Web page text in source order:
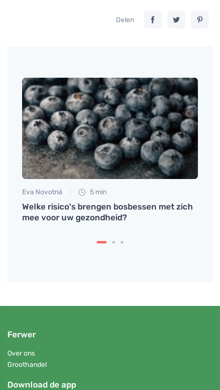
Delen
Eva Novotná 5 min
Welke risico's brengen bosbessen met zich
mee voor uw gezondheid?
Ferwer
Over ons
Groothandel
Download de app